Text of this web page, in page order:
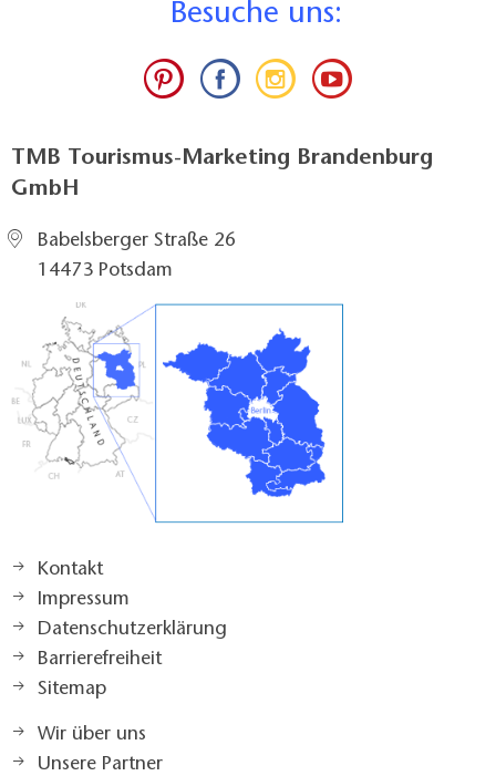
Besuche uns:
TMB Tourismus-Marketing Brandenburg
GmbH
Babelsberger Straße 26
14473 Potsdam
Kontakt
Impressum
Datenschutzerklärung
Barrierefreiheit
Sitemap
Wir über uns
Unsere Partner